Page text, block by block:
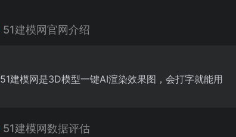
51建模网官网介绍
51建模网是3D模型一键AI渲染效果图，会打字就能用
51建模网数据评估